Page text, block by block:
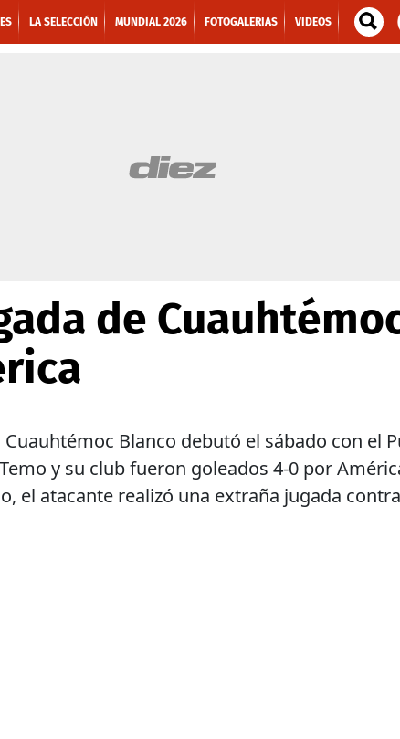
LA SELECCIÓN MUNDIAL 2026 FOTOGALERIAS VIDEOS
de
Blanco debutó el sábado con el
y su club fueron goleados 4-0 por
el atacante realizó una extraña jugada